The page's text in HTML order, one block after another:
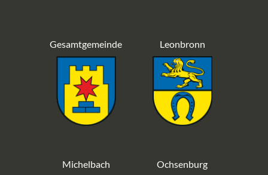
Gesamtgemeinde Leonbronn
Michelbach Ochsenburg